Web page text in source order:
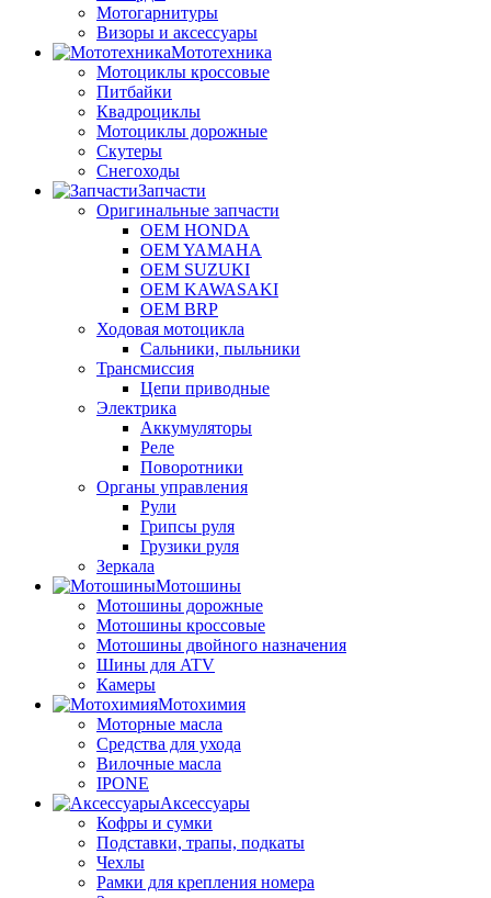
Мотогарнитуры
Визоры и аксессуары
Мототехника
Мотоциклы кроссовые
Питбайки
Квадроциклы
Мотоциклы дорожные
Скутеры
Снегоходы
Запчасти
Оригинальные запчасти
OEM HONDA
OEM YAMAHA
OEM SUZUKI
OEM KAWASAKI
OEM BRP
Ходовая мотоцикла
Сальники, пыльники
Трансмиссия
Цепи приводные
Электрика
Аккумуляторы
Реле
Поворотники
Органы управления
Рули
Грипсы руля
Грузики руля
Зеркала
Мотошины
Мотошины дорожные
Мотошины кроссовые
Мотошины двойного назначения
Шины для ATV
Камеры
Мотохимия
Моторные масла
Средства для ухода
Вилочные масла
IPONE
Аксессуары
Кофры и сумки
Подставки, трапы, подкаты
Чехлы
Рамки для крепления номера